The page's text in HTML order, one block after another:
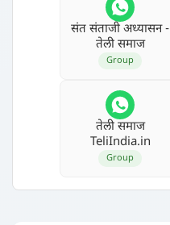
संत संताजी अध्‍यासन -
तेली समाज
Group
तेली समाज
TeliIndia.in
Group